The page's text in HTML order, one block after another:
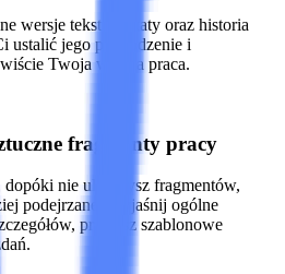
wersje tekstu, cytaty oraz historia
ustalić jego pochodzenie i
Twoja własna praca.
fragmenty pracy
nie ulepszysz fragmentów,
podejrzane. Wyjaśnij ogólne
przepisz szablonowe